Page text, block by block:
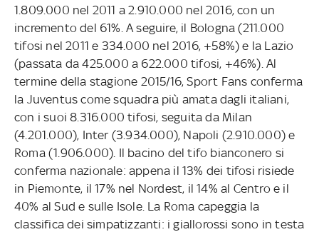
1.809.000 nel 2011 a 2.910.000 nel 2016, con un
incremento del 61%. A seguire, il Bologna (211.000
tifosi nel 2011 e 334.000 nel 2016, +58%) e la Lazio
(passata da 425.000 a 622.000 tifosi, +46%). Al
termine della stagione 2015/16, Sport Fans conferma
la Juventus come squadra più amata dagli italiani,
con i suoi 8.316.000 tifosi, seguita da Milan
(4.201.000), Inter (3.934.000), Napoli (2.910.000) e
Roma (1.906.000). Il bacino del tifo bianconero si
conferma nazionale: appena il 13% dei tifosi risiede
in Piemonte, il 17% nel Nordest, il 14% al Centro e il
40% al Sud e sulle Isole. La Roma capeggia la
classifica dei simpatizzanti: i giallorossi sono in testa